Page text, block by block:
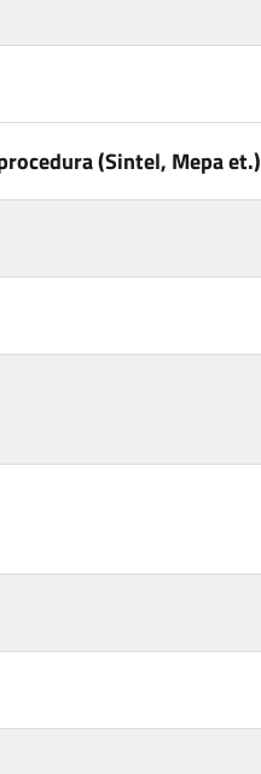
(Sintel, Mepa et.)